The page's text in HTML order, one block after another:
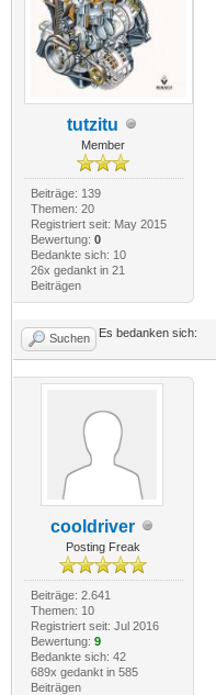
tutzitu
Member
Beiträge: 139
Themen: 20
Registriert seit: May 2015
Bewertung: 0
Bedankte sich: 10
26x gedankt in 21
Beiträgen
Suchen Es bedanken sich:
cooldriver
Posting Freak
Beiträge: 2.641
Themen: 10
Registriert seit: Jul 2016
Bewertung: 9
Bedankte sich: 42
689x gedankt in 585
Beiträgen